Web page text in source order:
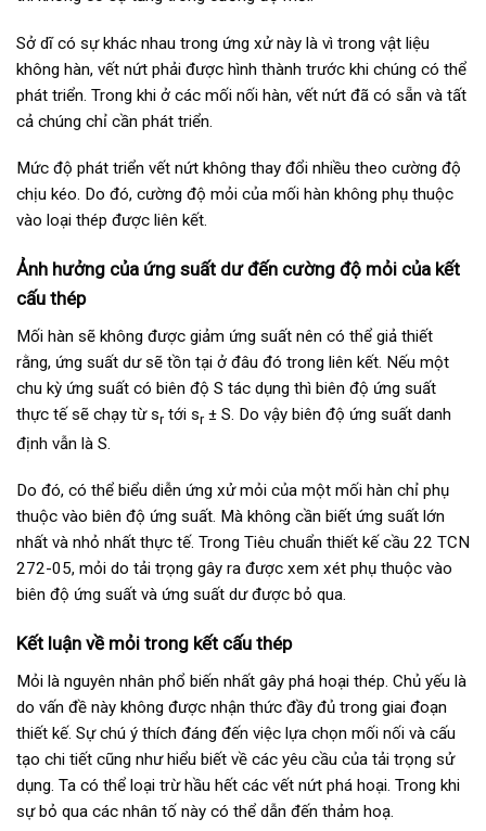
Sở dĩ có sự khác nhau trong ứng xử này là vì trong vật liệu
không hàn, vết nứt phải được hình thành trước khi chúng có thể
phát triển. Trong khi ở các mối nối hàn, vết nứt đã có sẵn và tất
cả chúng chỉ cần phát triển.
Mức độ phát triển vết nứt không thay đổi nhiều theo cường độ
chịu kéo. Do đó, cường độ mỏi của mối hàn không phụ thuộc
vào loại thép được liên kết.
Ảnh hưởng của ứng suất dư đến cường độ mỏi của kết
cấu thép
Mối hàn sẽ không được giảm ứng suất nên có thể giả thiết
rằng, ứng suất dư sẽ tồn tại ở đâu đó trong liên kết. Nếu một
chu kỳ ứng suất có biên độ S tác dụng thì biên độ ứng suất
thực tế sẽ chạy từ sr tới sr ± S. Do vậy biên độ ứng suất danh
định vẫn là S.
Do đó, có thể biểu diễn ứng xử mỏi của một mối hàn chỉ phụ
thuộc vào biên độ ứng suất. Mà không cần biết ứng suất lớn
nhất và nhỏ nhất thực tế. Trong Tiêu chuẩn thiết kế cầu 22 TCN
272-05, mỏi do tải trọng gây ra được xem xét phụ thuộc vào
biên độ ứng suất và ứng suất dư được bỏ qua.
Kết luận về mỏi trong kết cấu thép
Mỏi là nguyên nhân phổ biến nhất gây phá hoại thép. Chủ yếu là
do vấn đề này không được nhận thức đầy đủ trong giai đoạn
thiết kế. Sự chú ý thích đáng đến việc lựa chọn mối nối và cấu
tạo chi tiết cũng như hiểu biết về các yêu cầu của tải trọng sử
dụng. Ta có thể loại trừ hầu hết các vết nứt phá hoại. Trong khi
sự bỏ qua các nhân tố này có thể dẫn đến thảm hoạ.